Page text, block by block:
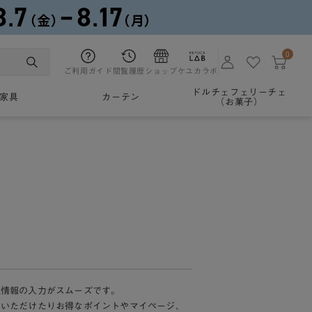
ご利用ガイド 閲覧履歴 ショップケユカラボ
0
家具 カーテン
ドルチェフェリーチェ
（お菓子）
報の入力がスムーズです。
ただけたりお得なポイントやマイページ、